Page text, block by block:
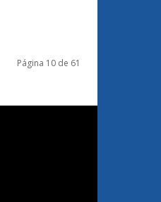
Página 10 de 61